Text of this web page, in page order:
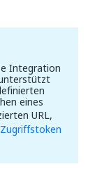
Integration
eines
URL,